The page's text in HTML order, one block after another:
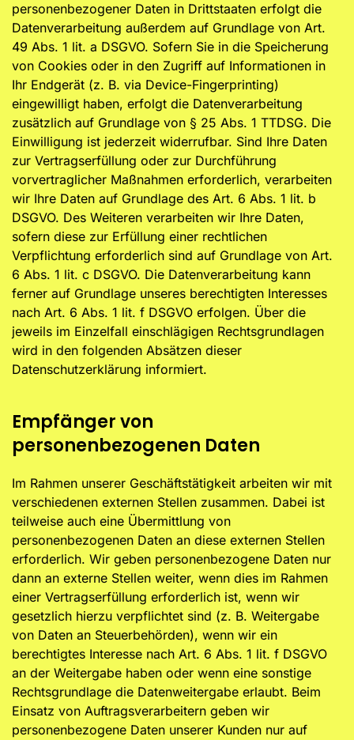
personenbezogener Daten in Drittstaaten erfolgt die
Datenverarbeitung außerdem auf Grundlage von Art.
49 Abs. 1 lit. a DSGVO. Sofern Sie in die Speicherung
von Cookies oder in den Zugriff auf Informationen in
Ihr Endgerät (z. B. via Device-Fingerprinting)
eingewilligt haben, erfolgt die Datenverarbeitung
zusätzlich auf Grundlage von § 25 Abs. 1 TTDSG. Die
Einwilligung ist jederzeit widerrufbar. Sind Ihre Daten
zur Vertragserfüllung oder zur Durchführung
vorvertraglicher Maßnahmen erforderlich, verarbeiten
wir Ihre Daten auf Grundlage des Art. 6 Abs. 1 lit. b
DSGVO. Des Weiteren verarbeiten wir Ihre Daten,
sofern diese zur Erfüllung einer rechtlichen
Verpflichtung erforderlich sind auf Grundlage von Art.
6 Abs. 1 lit. c DSGVO. Die Datenverarbeitung kann
ferner auf Grundlage unseres berechtigten Interesses
nach Art. 6 Abs. 1 lit. f DSGVO erfolgen. Über die
jeweils im Einzelfall einschlägigen Rechtsgrundlagen
wird in den folgenden Absätzen dieser
Datenschutzerklärung informiert.
Empfänger von
personenbezogenen Daten
Im Rahmen unserer Geschäftstätigkeit arbeiten wir mit
verschiedenen externen Stellen zusammen. Dabei ist
teilweise auch eine Übermittlung von
personenbezogenen Daten an diese externen Stellen
erforderlich. Wir geben personenbezogene Daten nur
dann an externe Stellen weiter, wenn dies im Rahmen
einer Vertragserfüllung erforderlich ist, wenn wir
gesetzlich hierzu verpflichtet sind (z. B. Weitergabe
von Daten an Steuerbehörden), wenn wir ein
berechtigtes Interesse nach Art. 6 Abs. 1 lit. f DSGVO
an der Weitergabe haben oder wenn eine sonstige
Rechtsgrundlage die Datenweitergabe erlaubt. Beim
Einsatz von Auftragsverarbeitern geben wir
personenbezogene Daten unserer Kunden nur auf